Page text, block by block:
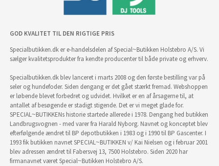
GOD KVALITET TIL DEN RIGTIGE PRIS
Specialbutikken.dk er e-handelsdelen af Special~Butikken Holstebro A/S. Vi
sælger kvalitetsprodukter fra kendte producenter til både private og erhverv.
Specialbutikken.dk blev lanceret i marts 2008 og den første bestilling var på
seler og hundefoder. Siden dengang er det gået stærkt fremad. Webshoppen
er løbende blevet forbedret og udvidet. Hvilket er en af årsagerne til, at
antallet af besøgende er stadigt stigende. Det er vi meget glade for.
SPECIAL~BUTIKKENs historie startede allerede i 1978. Dengang hed butikken
Landbrugsvognen - med varer fra Harald Nyborg. Navnet og konceptet blev
efterfølgende ændret til BP depotbutikken i 1983 og i 1990 til BP Gascenter. I
1993 fik butikken navnet SPECIAL~BUTIKKEN v/ Kai Nielsen og i februar 2001
blev adressen ændret til Fabersvej 13, 7500 Holstebro. Siden 2020 har
firmanavnet været Special~Butikken Holstebro A/S.